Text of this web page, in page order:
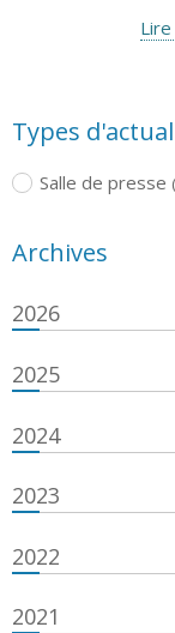
Types
Salle de presse
Archives
2026
2025
2024
2023
2022
2021